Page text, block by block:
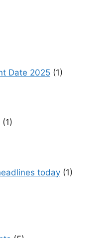
Date 2025 (1)
(1)
today (1)